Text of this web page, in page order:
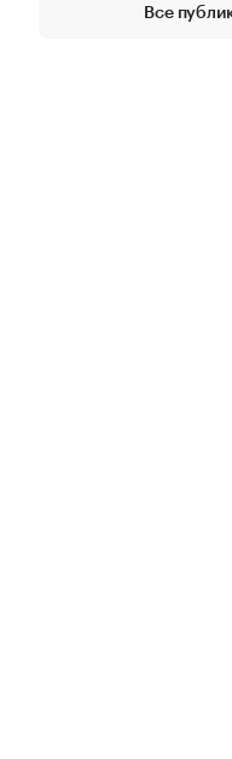
Все